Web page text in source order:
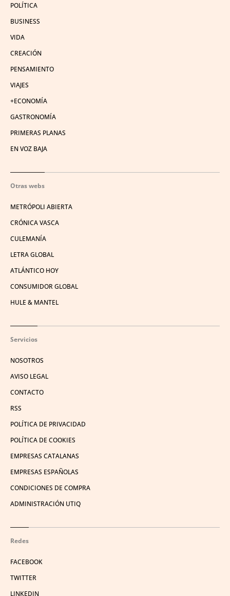
POLÍTICA
BUSINESS
VIDA
CREACIÓN
PENSAMIENTO
VIAJES
+ECONOMÍA
GASTRONOMÍA
PRIMERAS PLANAS
EN VOZ BAJA
Otras webs
METRÓPOLI ABIERTA
CRÓNICA VASCA
CULEMANÍA
LETRA GLOBAL
ATLÁNTICO HOY
CONSUMIDOR GLOBAL
HULE & MANTEL
Servicios
NOSOTROS
AVISO LEGAL
CONTACTO
RSS
POLÍTICA DE PRIVACIDAD
POLÍTICA DE COOKIES
EMPRESAS CATALANAS
EMPRESAS ESPAÑOLAS
CONDICIONES DE COMPRA
ADMINISTRACIÓN UTIQ
Redes
FACEBOOK
TWITTER
LINKEDIN